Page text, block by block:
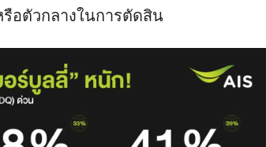
อตัวกลางในการตัดสิน